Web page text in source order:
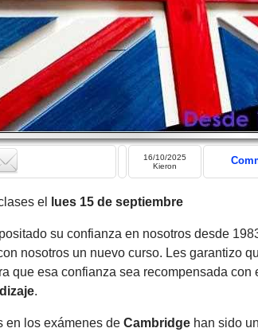
16/10/2025
Kieron
el lues 15 de septiembre
su confianza en nosotros desde
nosotros un nuevo curso. Les garantizo
que esa confianza sea recompensada con
.
en los exámenes de Cambridge han sido